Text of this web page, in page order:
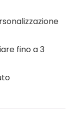
fino a 3